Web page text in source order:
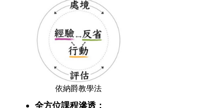
依納爵教學法
全方位課程滲透：